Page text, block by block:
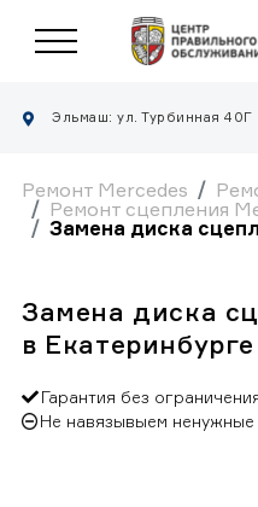
Эльмаш: ул. Турбинная 40Г
Ремонт Mercedes
Ремонт сцепления
Замена диска
Замена диска
в Екатеринбурге
Гарантия без
Не навязывыем